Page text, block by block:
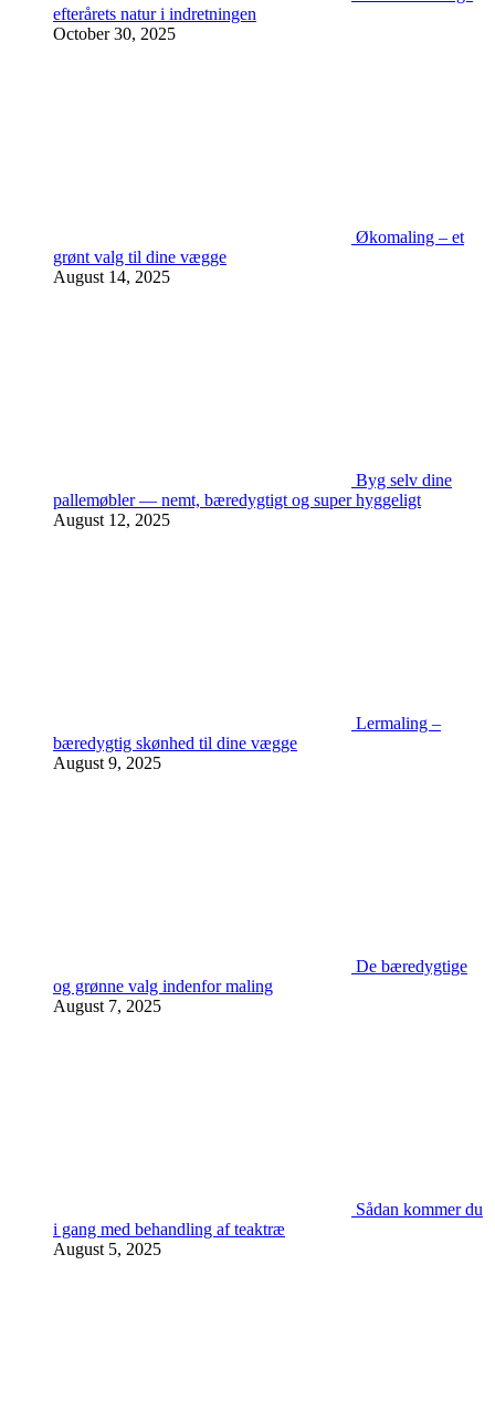
efterårets natur i indretningen
October 30, 2025
Økomaling – et
grønt valg til dine vægge
August 14, 2025
Byg selv dine
pallemøbler — nemt, bæredygtigt og super hyggeligt
August 12, 2025
Lermaling –
bæredygtig skønhed til dine vægge
August 9, 2025
De bæredygtige
og grønne valg indenfor maling
August 7, 2025
Sådan kommer du
i gang med behandling af teaktræ
August 5, 2025